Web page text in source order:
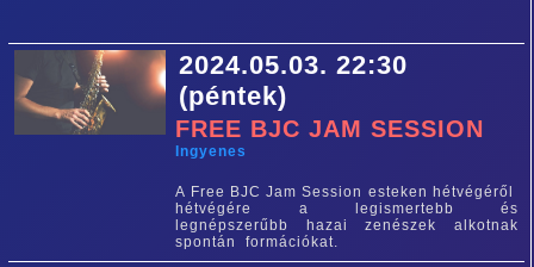
2024.05.03. 22:30
(péntek)
FREE BJC JAM SESSION
Ingyenes
A Free BJC Jam Session esteken hétvégéről
hétvégére a legismertebb és
legnépszerűbb hazai zenészek alkotnak
spontán formációkat.